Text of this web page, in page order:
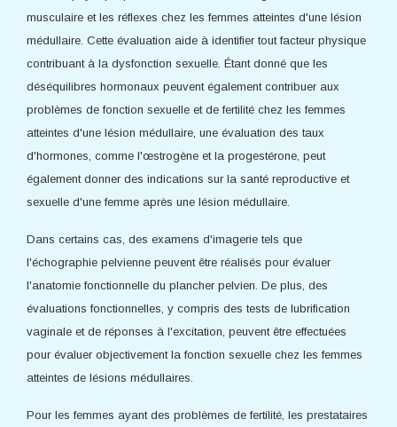
musculaire et les réflexes chez les femmes atteintes d'une lésion
médullaire. Cette évaluation aide à identifier tout facteur physique
contribuant à la dysfonction sexuelle. Étant donné que les
déséquilibres hormonaux peuvent également contribuer aux
problèmes de fonction sexuelle et de fertilité chez les femmes
atteintes d'une lésion médullaire, une évaluation des taux
d'hormones, comme l'œstrogène et la progestérone, peut
également donner des indications sur la santé reproductive et
sexuelle d'une femme après une lésion médullaire.
Dans certains cas, des examens d'imagerie tels que
l'échographie pelvienne peuvent être réalisés pour évaluer
l'anatomie fonctionnelle du plancher pelvien. De plus, des
évaluations fonctionnelles, y compris des tests de lubrification
vaginale et de réponses à l'excitation, peuvent être effectuées
pour évaluer objectivement la fonction sexuelle chez les femmes
atteintes de lésions médullaires.
Pour les femmes ayant des problèmes de fertilité, les prestataires